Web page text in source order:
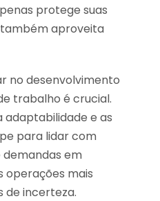
protege suas
aproveita
no desenvolvimento
trabalho é crucial.
e as
para lidar com
em
operações mais
de incerteza.